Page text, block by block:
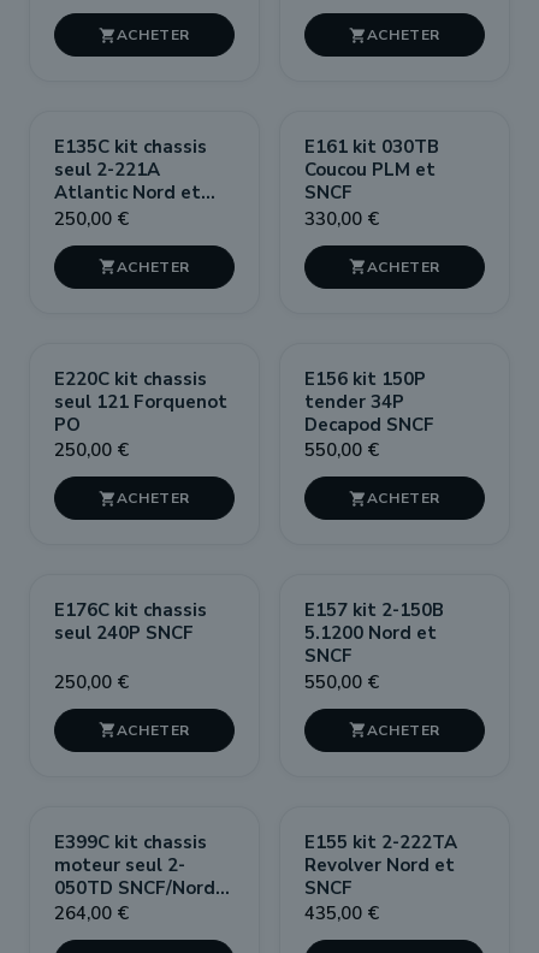
 
E135C kit chassis
seul 2-221A
Atlantic Nord et
SNCF
250,00 €

E161 kit 030TB
Coucou PLM et
SNCF
330,00 €

E220C kit chassis
seul 121 Forquenot
PO
250,00 €

E156 kit 150P
tender 34P
Decapod SNCF
550,00 €

E176C kit chassis
seul 240P SNCF
250,00 €

E157 kit 2-150B
5.1200 Nord et
SNCF
550,00 €

E399C kit chassis
moteur seul 2-
050TD SNCF/Nord
Type 99 SNCB/NB
264,00 €
E155 kit 2-222TA
Revolver Nord et
SNCF
435,00 €